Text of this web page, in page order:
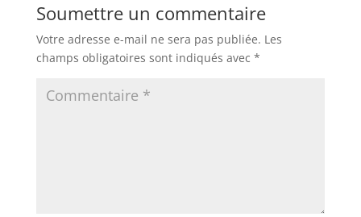
Soumettre un commentaire
Votre adresse e-mail ne sera pas publiée. Les
champs obligatoires sont indiqués avec *